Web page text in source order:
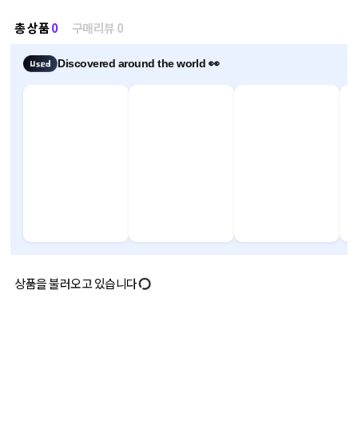
총 상품0 구매리뷰 0
Discovered around the world 👀
상품을 불러오고 있습니다